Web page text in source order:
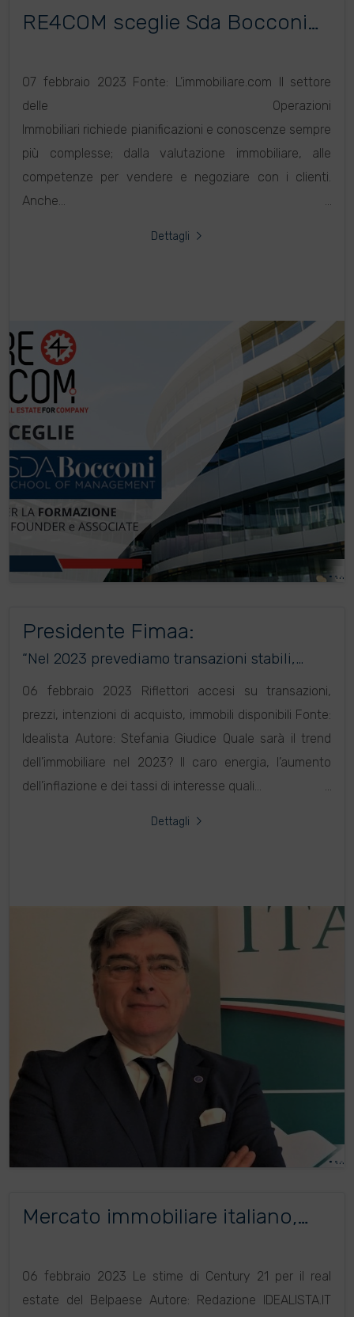
RE4COM sceglie Sda Bocconi
Associate
07 febbraio 2023 Fonte: L’immobiliare.com Il settore
delle Operazioni
Immobiliari richiede pianificazioni e conoscenze sempre
più complesse; dalla valutazione immobiliare, alle
competenze per vendere e negoziare con i clienti.
Anche...
Dettagli
Presidente Fimaa:
“Nel 2023 prevediamo transazioni stabili,
contenuti dei prezzi”
06 febbraio 2023 Riflettori accesi su transazioni,
prezzi, intenzioni di acquisto, immobili disponibili Fonte:
Idealista Autore: Stefania Giudice Quale sarà il trend
dell’immobiliare nel 2023? Il caro energia, l’aumento
dell’inflazione e dei tassi di interesse quali...
Dettagli
Mercato immobiliare italiano,
06 febbraio 2023 Le stime di Century 21 per il real
estate del Belpaese Autore: Redazione IDEALISTA.IT